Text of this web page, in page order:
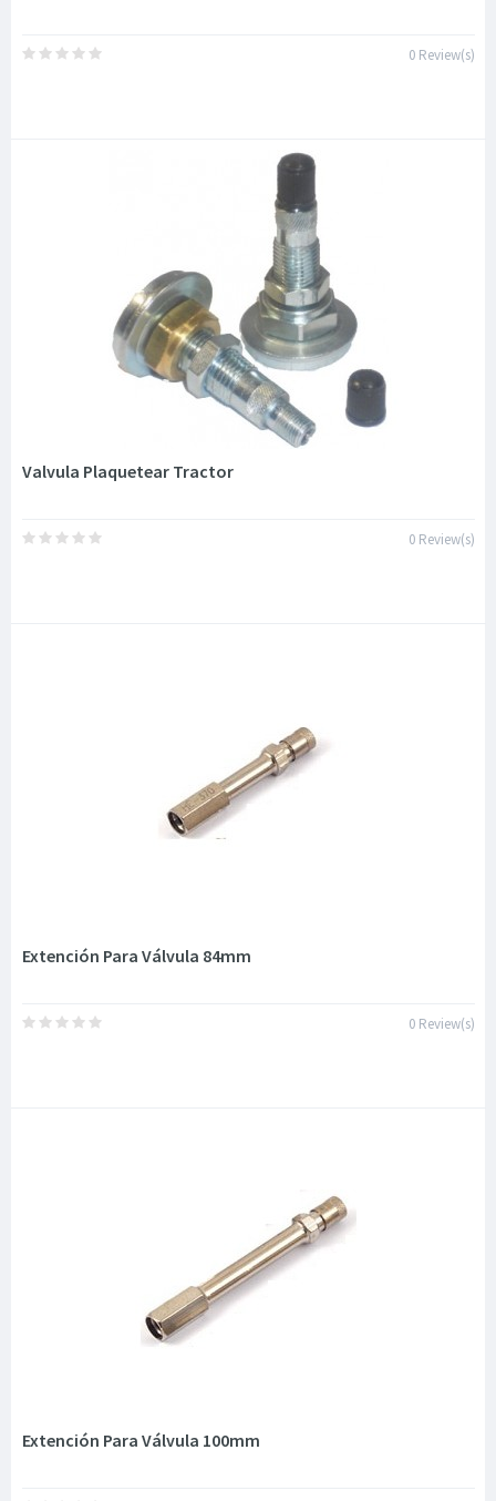
0 Review(s)
Valvula Plaquetear Tractor
0 Review(s)
Extención Para Válvula 84mm
0 Review(s)
Extención Para Válvula 100mm